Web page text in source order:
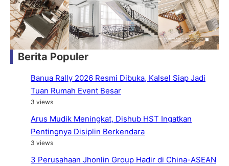
Berita Populer
Banua Rally 2026 Resmi Dibuka, Kalsel Siap Jadi
Tuan Rumah Event Besar
3 views
Arus Mudik Meningkat, Dishub HST Ingatkan
Pentingnya Disiplin Berkendara
3 views
3 Perusahaan Jhonlin Group Hadir di China-ASEAN